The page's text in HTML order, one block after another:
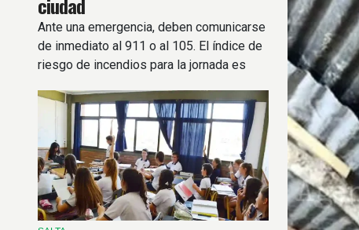
ciudad
Ante una emergencia, deben comunicarse
de inmediato al 911 o al 105. El índice de
riesgo de incendios para la jornada es